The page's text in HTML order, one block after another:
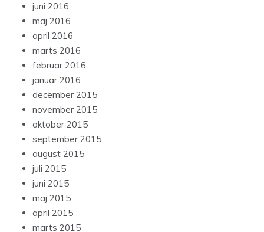
juni 2016
maj 2016
april 2016
marts 2016
februar 2016
januar 2016
december 2015
november 2015
oktober 2015
september 2015
august 2015
juli 2015
juni 2015
maj 2015
april 2015
marts 2015